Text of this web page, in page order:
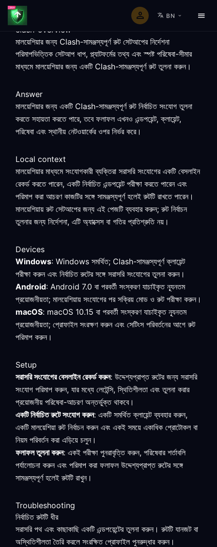
BN
clash-overview
মালয়েশিয়ার জন্য Clash-সামঞ্জস্যপূর্ণ রুট সেটআপের নির্দেশনা
পরিমাপভিত্তিক সেটআপ ধাপ, প্ল্যাটফর্মের তথ্য এবং স্পষ্ট পরিষেবা-সীমার
মাধ্যমে মালয়েশিয়ার জন্য একটি Clash-সামঞ্জস্যপূর্ণ রুট তুলনা করুন।
Answer
মালয়েশিয়ার জন্য একটি Clash-সামঞ্জস্যপূর্ণ রুট নির্বাচিত সংযোগ তুলনা
করতে সহায়তা করতে পারে, তবে ফলাফল এখনও এন্ডপয়েন্ট, ক্লায়েন্ট,
পরিষেবা এবং স্থানীয় নেটওয়ার্কের ওপর নির্ভর করে।
Local context
মালয়েশিয়ার মাধ্যমে সংযোগকারী ব্যক্তিরা সরাসরি সংযোগের একটি বেসলাইন
রেকর্ড করতে পারেন, একটি নির্বাচিত এন্ডপয়েন্ট পরীক্ষা করতে পারেন এবং
পরিমাপ করা আচরণ কাজটির সঙ্গে সামঞ্জস্যপূর্ণ হলেই রুটটি রাখতে পারেন।
মালয়েশিয়ায় রুট সেটআপের জন্য এই পেজটি ব্যবহার করুন; রুট নির্বাচন
তুলনার জন্য নির্দেশনা, এটি অ্যাক্সেস বা গতির প্রতিশ্রুতি নয়।
Devices
Windows: Windows সমর্থিত; Clash-সামঞ্জস্যপূর্ণ ক্লায়েন্ট
পরীক্ষা করুন এবং নির্বাচিত রুটের সঙ্গে সরাসরি সংযোগের তুলনা করুন।
Android: Android 7.0 বা পরবর্তী সংস্করণ যাচাইকৃত ন্যূনতম
প্রয়োজনীয়তা; মালয়েশিয়ায় সংযোগের পর সক্রিয় মোড ও রুট পরীক্ষা করুন।
macOS: macOS 10.15 বা পরবর্তী সংস্করণ যাচাইকৃত ন্যূনতম
প্রয়োজনীয়তা; প্রোফাইল সংরক্ষণ করুন এবং সেটিংস পরিবর্তনের আগে রুট
পরিমাপ করুন।
Setup
সরাসরি সংযোগের বেসলাইন রেকর্ড করুন: উদ্দেশ্যপ্রাপ্ত রুটের জন্য সরাসরি
সংযোগ পরিমাপ করুন, যার মধ্যে লেটেন্সি, স্থিতিশীলতা এবং তুলনা করার
প্রয়োজনীয় পরিষেবা-আচরণ অন্তর্ভুক্ত থাকবে।
একটি নির্বাচিত রুটে সংযোগ করুন: একটি সমর্থিত ক্লায়েন্ট ব্যবহার করুন,
একটি মালয়েশিয়া রুট নির্বাচন করুন এবং একই সময়ে একাধিক প্রোটোকল বা
নিয়ম পরিবর্তন করা এড়িয়ে চলুন।
ফলাফল তুলনা করুন: একই পরীক্ষা পুনরাবৃত্তি করুন, পরিষেবার শর্তাবলি
পর্যালোচনা করুন এবং পরিমাপ করা ফলাফল উদ্দেশ্যপ্রাপ্ত রুটের সঙ্গে
সামঞ্জস্যপূর্ণ হলেই রুটটি রাখুন।
Troubleshooting
নির্বাচিত রুটটি ধীর
সরাসরি পথ এবং কাছাকাছি একটি এন্ডপয়েন্টের তুলনা করুন। রুটটি যানজট বা
অস্থিতিশীলতা তৈরি করলে সংরক্ষিত প্রোফাইল পুনরুদ্ধার করুন।